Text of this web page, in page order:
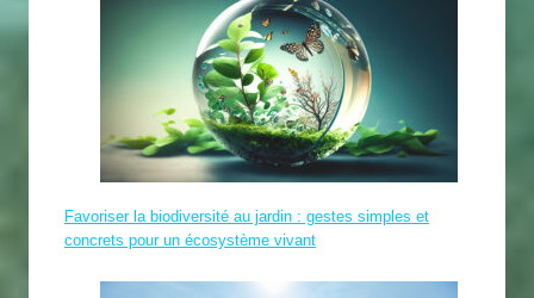
Favoriser la biodiversité au jardin : gestes simples et
concrets pour un écosystème vivant